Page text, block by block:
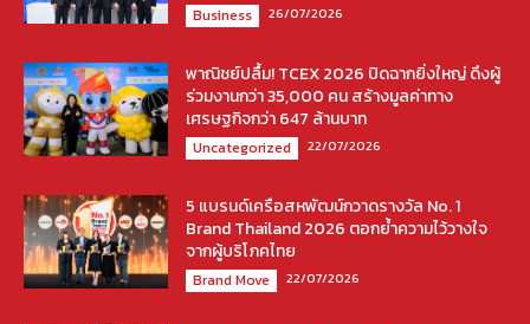
Business 26/07/2026
พาณิชย์ปลื้ม! TCEX 2026 ปิดฉากยิ่งใหญ่ ดึงผู้
ร่วมงานกว่า 35,000 คน สร้างมูลค่าทาง
เศรษฐกิจกว่า 647 ล้านบาท
Uncategorized 22/07/2026
5 แบรนด์เครือสหพัฒน์กวาดรางวัล No. 1
Brand Thailand 2026 ตอกย้ำความไว้วางใจ
จากผู้บริโภคไทย
Brand Move 22/07/2026